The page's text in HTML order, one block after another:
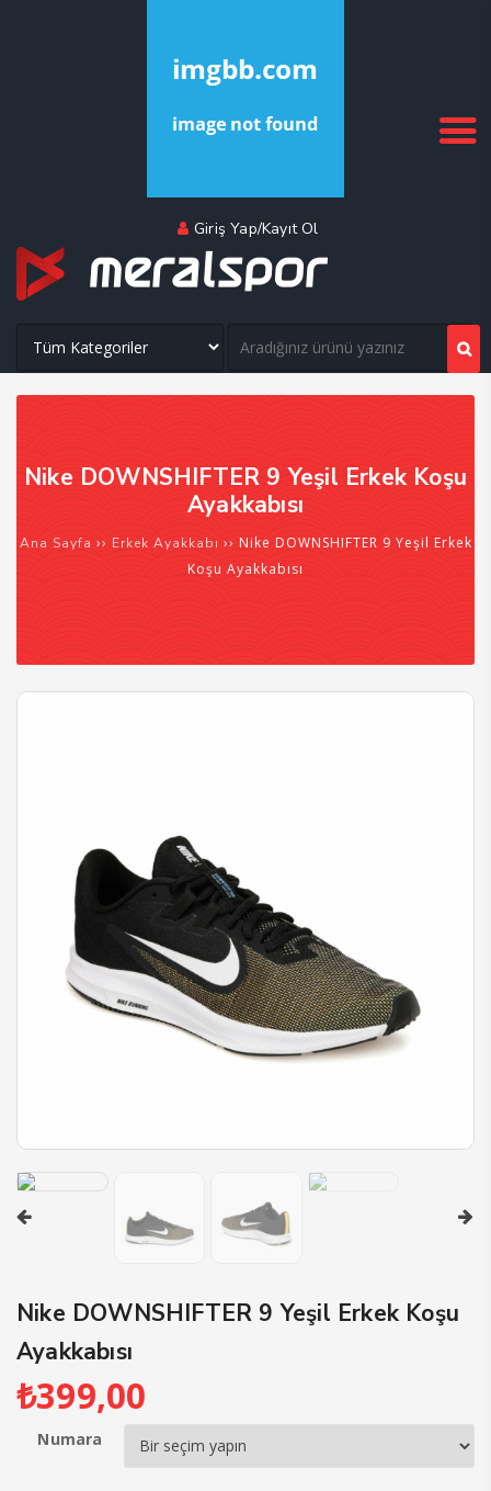
Giriş Yap/Kayıt Ol
Nike DOWNSHIFTER 9 Yeşil Erkek Koşu
Ayakkabısı
Ana Sayfa ›› Erkek Ayakkabı ›› Nike DOWNSHIFTER 9 Yeşil Erkek
Koşu Ayakkabısı
Nike DOWNSHIFTER 9 Yeşil Erkek Koşu
Ayakkabısı
₺399,00
Numara